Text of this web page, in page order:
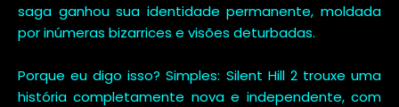
saga ganhou sua identidade permanente, moldada
por inúmeras bizarrices e visões deturbadas.
Porque eu digo isso? Simples: Silent Hill 2 trouxe uma
história completamente nova e independente, com